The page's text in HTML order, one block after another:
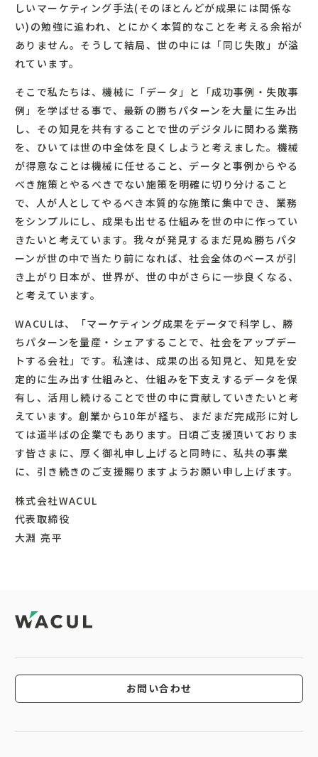
株式会社WACUL
代表取締役
大淵 亮平
WACULは、「マーケティング成果をデータで科学し、勝
ちパターンを量産・シェアすることで、社会をアップデー
トする会社」です。私達は、成果の出る知見と、知見を安
定的に生み出す仕組みと、仕組みを下支えするデータを保
有し、活用し続けることで世の中に貢献していきたいと考
えています。創業から10年が経ち、まだまだ完成形に対し
ては道半ばの企業でもあります。日頃ご支援頂いておりま
す皆さまに、厚く御礼申し上げると同時に、私共の事業
に、引き続きのご支援賜りますようお願い申し上げます。
そこで私たちは、機械に「データ」と「成功事例・失敗事
例」を学ばせる事で、最新の勝ちパターンを大量に生み出
し、その知見を共有することで世のデジタルに関わる業務
を、ひいては世の中全体を良くしようと考えました。機械
が得意なことは機械に任せること、データと事例からやる
べき施策とやるべきでない施策を明確に切り分けること
で、人が人としてやるべき本質的な施策に集中でき、業務
をシンプルにし、成果も出せる仕組みを世の中に作ってい
きたいと考えています。我々が発見するまだ見ぬ勝ちパタ
ーンが世の中で当たり前になれば、社会全体のベースが引
き上がり日本が、世界が、世の中がさらに一歩良くなる、
と考えています。
しいマーケティング手法(そのほとんどが成果には関係な
い)の勉強に追われ、とにかく本質的なことを考える余裕が
ありません。そうして結局、世の中には「同じ失敗」が溢
れています。
お問い合わせ